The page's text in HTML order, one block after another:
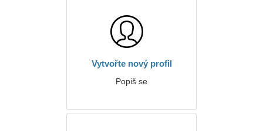
Vytvořte nový profil
Popiš se